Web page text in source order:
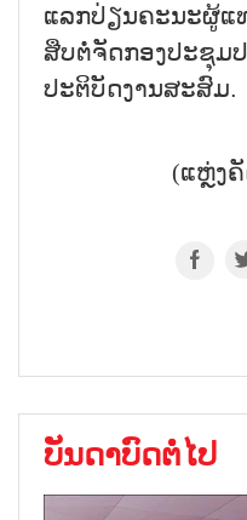
ແລກປ່ຽນຄະນະຜູ້
ສືບຕໍ່ຈັດກອງປະຊຸມ
ປະຕິບັດງານສະສົມ.
(ແຫຼ່ງຄັ
ບັນດາບົດຕໍ່ໄປ